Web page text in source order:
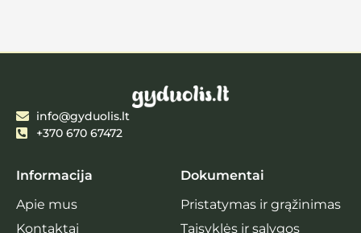
info@gyduolis.lt
+370 670 67472
Informacija
Apie mus
Kontaktai
Dokumentai
Pristatymas ir grąžinimas
Taisyklės ir sąlygos